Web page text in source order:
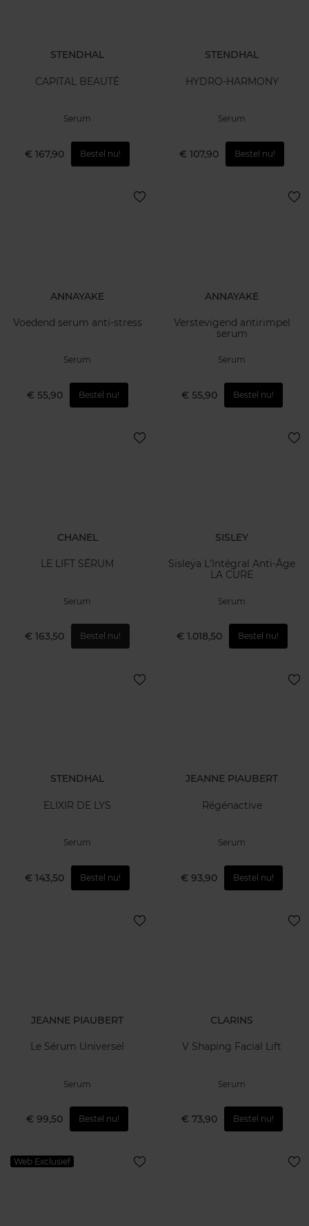
STENDHAL
CAPITAL BEAUTÉ
Serum
€ 167,90 Bestel nu!
STENDHAL
HYDRO-HARMONY
Serum
€ 107,90 Bestel nu!
ANNAYAKE
Voedend serum anti-stress
Serum
€ 55,90 Bestel nu!
ANNAYAKE
Verstevigend antirimpel
serum
Serum
€ 55,90 Bestel nu!
CHANEL
LE LIFT SÉRUM
Serum
€ 163,50 Bestel nu!
SISLEY
Sisleÿa L'Intégral Anti-Âge
LA CURE
Serum
€ 1.018,50 Bestel nu!
STENDHAL
ELIXIR DE LYS
Serum
€ 143,50 Bestel nu!
JEANNE PIAUBERT
Régénactive
Serum
€ 93,90 Bestel nu!
JEANNE PIAUBERT
Le Sérum Universel
Serum
€ 99,50 Bestel nu!
CLARINS
V Shaping Facial Lift
Serum
€ 73,90 Bestel nu!
Web Exclusief